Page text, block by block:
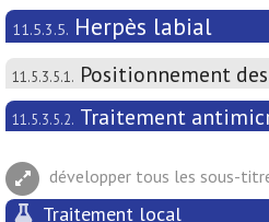
11.5.3.5. Herpès labial
11.5.3.5.1. Positionnement
11.5.3.5.2. Traitement
développer tous les sous-
Traitement local